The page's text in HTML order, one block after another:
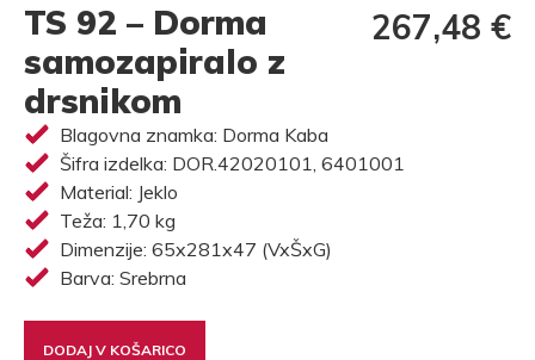
TS 92 – Dorma
samozapiralo z
drsnikom
267,48 €
Blagovna znamka: Dorma Kaba
Šifra izdelka: DOR.42020101, 6401001
Material: Jeklo
Teža: 1,70 kg
Dimenzije: 65x281x47 (VxŠxG)
Barva: Srebrna
DODAJ V KOŠARICO